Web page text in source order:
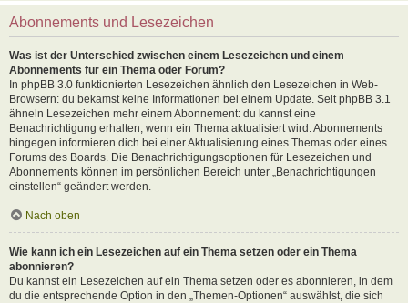
Abonnements und Lesezeichen
Was ist der Unterschied zwischen einem Lesezeichen und einem
Abonnements für ein Thema oder Forum?
In phpBB 3.0 funktionierten Lesezeichen ähnlich den Lesezeichen in Web-
Browsern: du bekamst keine Informationen bei einem Update. Seit phpBB 3.1
ähneln Lesezeichen mehr einem Abonnement: du kannst eine
Benachrichtigung erhalten, wenn ein Thema aktualisiert wird. Abonnements
hingegen informieren dich bei einer Aktualisierung eines Themas oder eines
Forums des Boards. Die Benachrichtigungsoptionen für Lesezeichen und
Abonnements können im persönlichen Bereich unter „Benachrichtigungen
einstellen“ geändert werden.
Nach oben
Wie kann ich ein Lesezeichen auf ein Thema setzen oder ein Thema
abonnieren?
Du kannst ein Lesezeichen auf ein Thema setzen oder es abonnieren, in dem
du die entsprechende Option in den „Themen-Optionen“ auswählst, die sich